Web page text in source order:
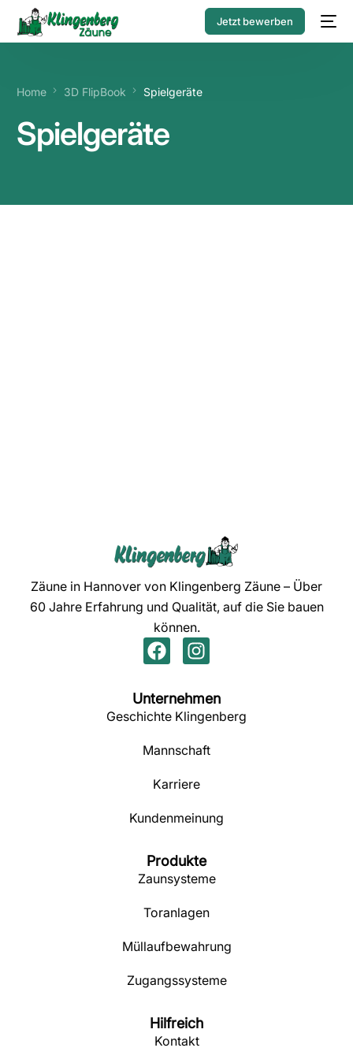
Jetzt bewerben
Home 3D FlipBook Spielgeräte
Spielgeräte
Zäune in Hannover von Klingenberg Zäune – Über
60 Jahre Erfahrung und Qualität, auf die Sie bauen
können.
Unternehmen
Geschichte Klingenberg
Mannschaft
Karriere
Kundenmeinung
Produkte
Zaunsysteme
Toranlagen
Müllaufbewahrung
Zugangssysteme
Hilfreich
Kontakt